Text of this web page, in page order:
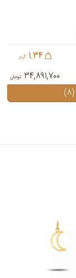
1.34 گرم
34,891,700
(8)